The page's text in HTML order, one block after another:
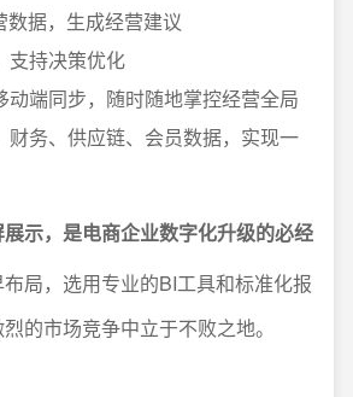
数据，生成经营建议
支持决策优化
动端同步，随时随地掌控经营全局
财务、供应链、会员数据，实现一
示，是电商企业数字化升级的必经
局，选用专业的BI工具和标准化报
的市场竞争中立于不败之地。